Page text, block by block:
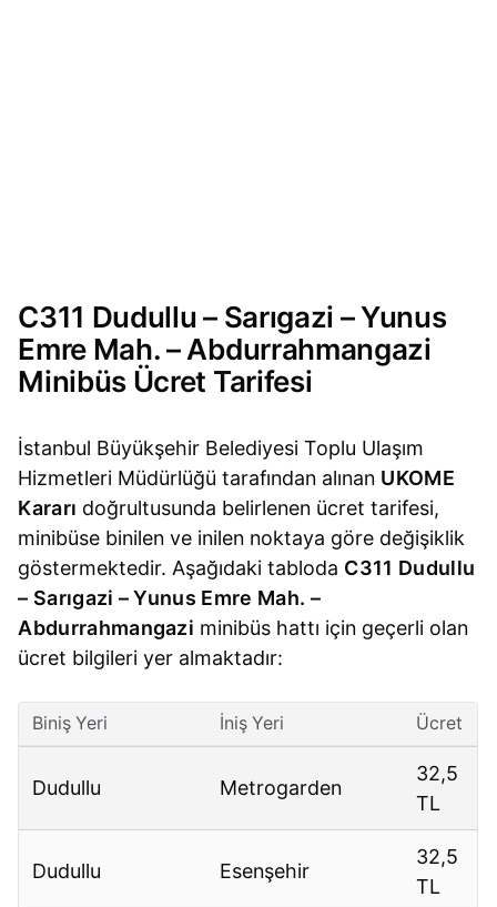
C311 Dudullu – Sarıgazi – Yunus
Emre Mah. – Abdurrahmangazi
Minibüs Ücret Tarifesi
İstanbul Büyükşehir Belediyesi Toplu Ulaşım
Hizmetleri Müdürlüğü tarafından alınan UKOME
Kararı doğrultusunda belirlenen ücret tarifesi,
minibüse binilen ve inilen noktaya göre değişiklik
göstermektedir. Aşağıdaki tabloda C311 Dudullu
– Sarıgazi – Yunus Emre Mah. –
Abdurrahmangazi minibüs hattı için geçerli olan
ücret bilgileri yer almaktadır:
Biniş Yeri İniş Yeri Ücret
Dudullu Metrogarden
32,5
TL
Dudullu Esenşehir
32,5
TL